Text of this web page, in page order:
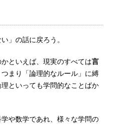
」の話に戻ろう。
といえば、現実のすべては言
まり「論理的なルール」に縛
といっても学問的なことばか
や数学であれ、様々な学問の